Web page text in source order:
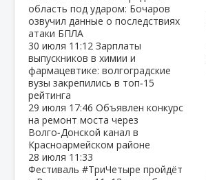
область под ударом: Бочаров
озвучил данные о последствиях
атаки БПЛА
30 июля 11:12 Зарплаты
выпускников в химии и
фармацевтике: волгоградские
вузы закрепились в топ‑15
рейтинга
29 июля 17:46 Объявлен конкурс
на ремонт моста через
Волго‑Донской канал в
Красноармейском районе
28 июля 11:33
Фестиваль #ТриЧетыре пройдёт